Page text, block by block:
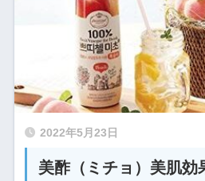
2022年5月23日
美酢（ミチョ）美肌効